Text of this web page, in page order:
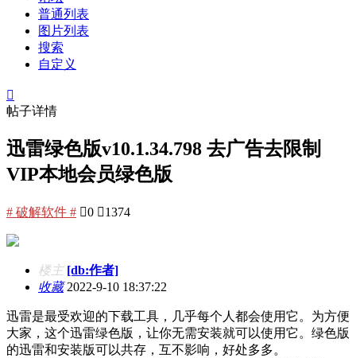
普通列表
图片列表
搜索
自定义

帖子详情
迅雷绿色版v10.1.34.798 去广告去限制
VIP本地会员绿色版
# 破解软件 # 0 1374
楼主 [db:作者]
收藏2022-9-10 18:37:22
迅雷是最受欢迎的下载工具，几乎每个人都会使用它。为方便
大家，这个迅雷绿色版，让你无需安装就可以使用它。绿色版
的迅雷和安装版可以共存，互不影响，好处多多。